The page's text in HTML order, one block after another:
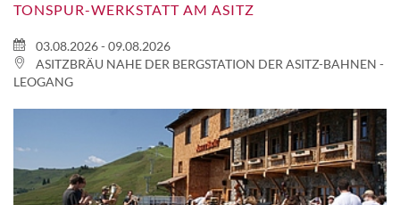
TONSPUR-WERKSTATT AM ASITZ
03.08.2026 - 09.08.2026
ASITZBRÄU NAHE DER BERGSTATION DER ASITZ-BAHNEN -
LEOGANG